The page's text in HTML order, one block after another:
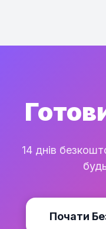
14 днів
Почати